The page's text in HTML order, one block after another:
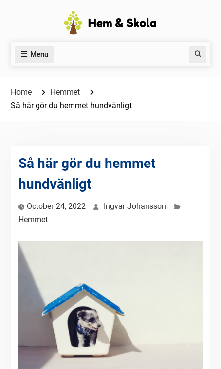
Menu
Home
Hemmet
Så här gör du hemmet hundvänligt
Så här gör du hemmet
hundvänligt
October 24, 2022
Ingvar Johansson
Hemmet